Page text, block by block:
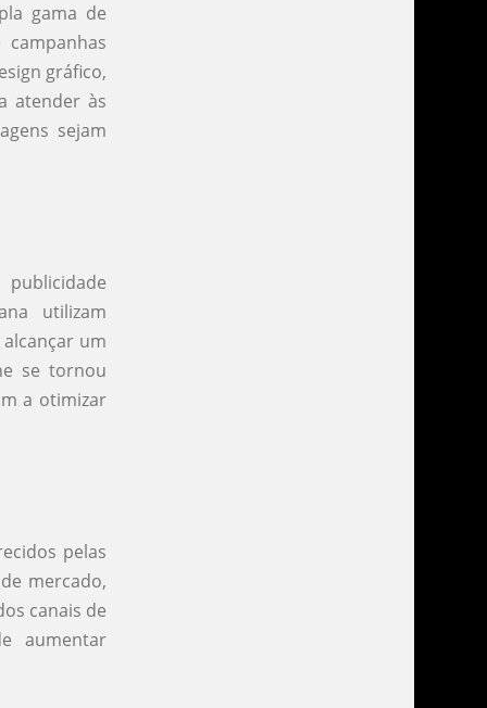
gama de
gráfico,
atender às
sejam
utilizam
um
se tornou
a otimizar
pelas
mercado,
canais de
aumentar